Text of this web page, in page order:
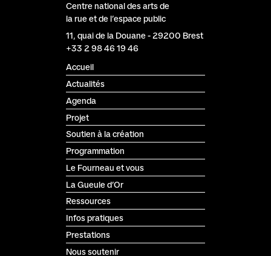
Centre national des arts de
la rue et de l’espace public
Le Fourneau
11, quai de la Douane-29200 Brest
+33 2 98 46 19 46
Accueil
Actualités
Agenda
Projet
Soutien à la création
Programmation
Le Fourneau et vous
La Gueule d’Or
Ressources
Infos pratiques
Prestations
Nous soutenir